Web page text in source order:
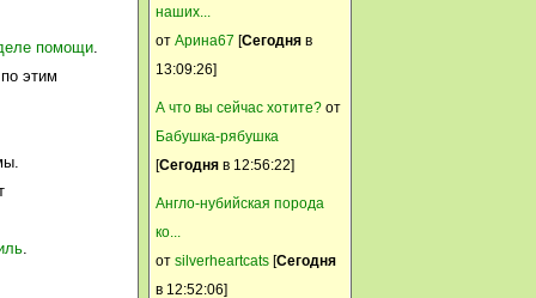
помощи.
этим
.
Камуфляж
12 Март, 2015, 11:55:53
наших...
от Арина67 [Сегодня в
13:09:26]
А что вы сейчас хотите? от
Бабушка-рябушка
[Сегодня в 12:56:22]
Англо-нубийская порода
ко...
от silverheartcats [Сегодня
в 12:52:06]